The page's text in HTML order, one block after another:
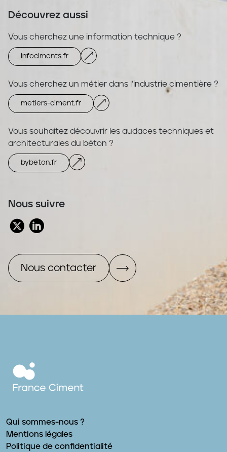
Découvrez aussi
Vous cherchez une information technique ?
infociments.fr
Vous cherchez un métier dans l’industrie cimentière ?
metiers-ciment.fr
Vous souhaitez découvrir les audaces techniques et
architecturales du béton ?
bybeton.fr
Nous suivre
Nous contacter
Qui sommes-nous ?
Mentions légales
Politique de confidentialité